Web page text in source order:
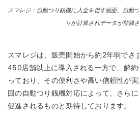
スマレジ：自動つり銭機に入金を促す画面。自動
りが計算されデータが登録さ
スマレジは、販売開始から約2年弱でさ
450店舗以上に導入される一方で、解
っており、その便利さや高い信頼性が
回の自動つり銭機対応によって、さら
促進されるものと期待しております。